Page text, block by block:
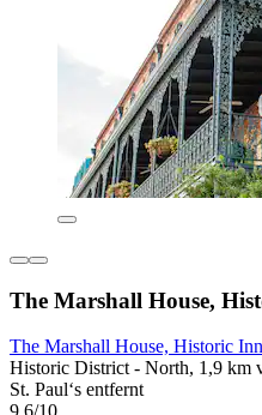
The Marshall House,
The Marshall House, Historic
Historic District - North, 1,9 km
St. Paul‘s entfernt